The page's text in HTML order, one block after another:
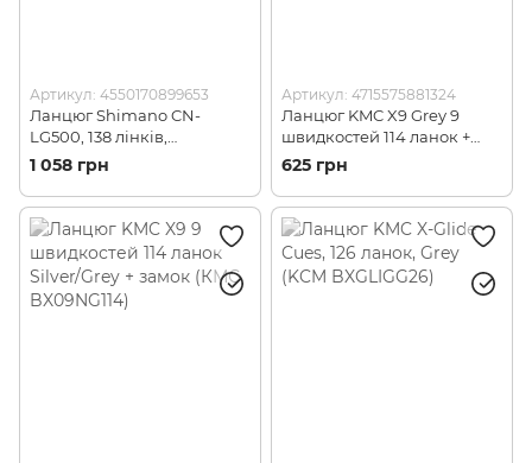
Артикул: 4550170899653
Ланцюг Shimano CN-
LG500, 138 лінків,
LINKGLIDE 9/10/11-швидк,
+QUICK-LINK (SHMO
ICNLG500138Q)
1 058 грн
Артикул: 4715575881324
Ланцюг KMC X9 Grey 9
швидкостей 114 ланок +
замок X9 (KMC BX09GG114)
625 грн